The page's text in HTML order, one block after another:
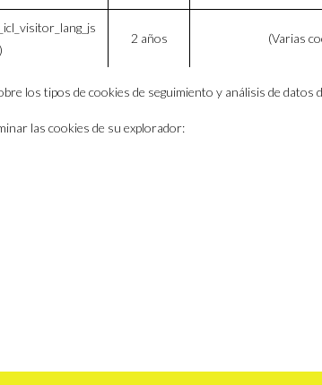
2 años (Varias
los tipos de cookies de seguimiento y análisis de datos
las cookies de su explorador: